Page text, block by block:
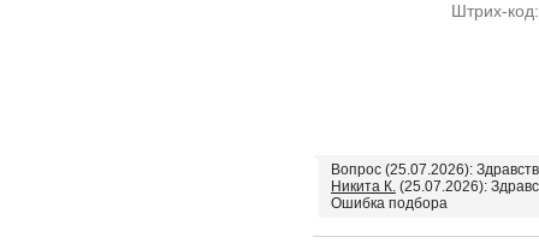
Штрих-
Вопрос (25.07.2026):
Никита К. (25.07.2026):
Ошибка подбора